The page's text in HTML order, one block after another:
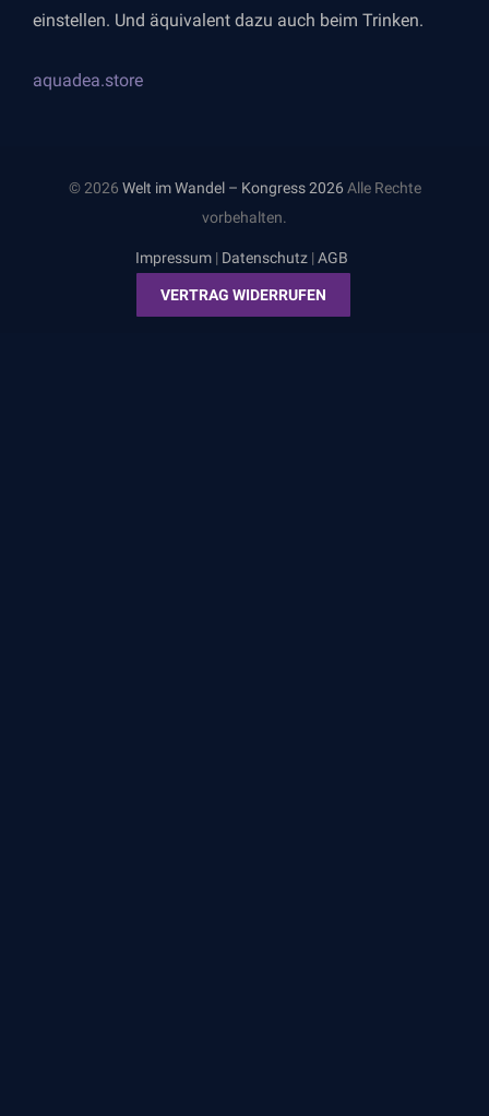
einstellen. Und äquivalent dazu auch beim Trinken.
aquadea.store
© 2026 Welt im Wandel – Kongress 2026 Alle Rechte
vorbehalten.
Impressum| Datenschutz| AGB
VERTRAG WIDERRUFEN